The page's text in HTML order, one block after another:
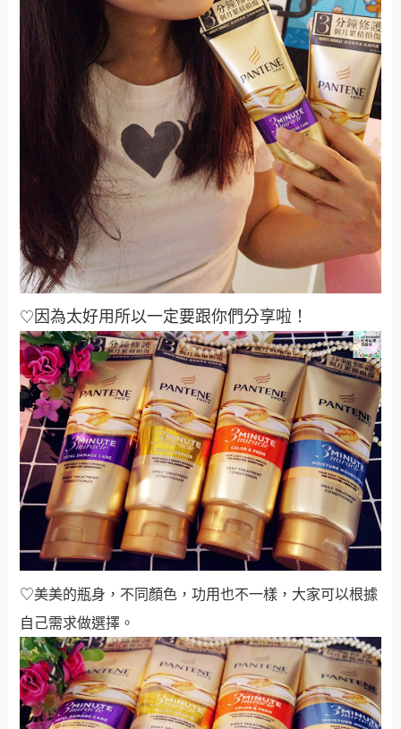
♡ 因為太好用所以一定要跟你們分享啦！
♡美美的瓶身，不同顏色，功用也不一樣，大家可以根據
自己需求做選擇。